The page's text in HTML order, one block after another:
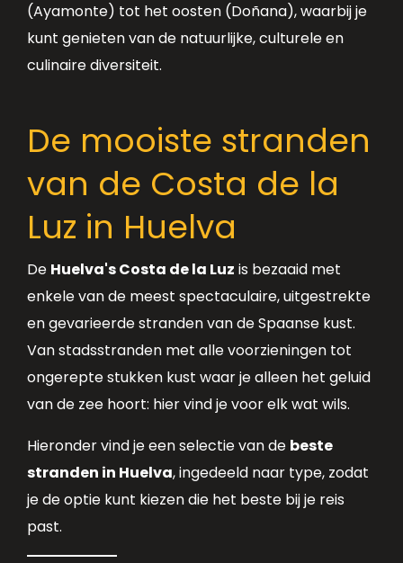
(Ayamonte) tot het oosten (Doñana), waarbij je
kunt genieten van de natuurlijke, culturele en
culinaire diversiteit.
De mooiste stranden
van de Costa de la
Luz in Huelva
De Huelva's Costa de la Luz is bezaaid met
enkele van de meest spectaculaire, uitgestrekte
en gevarieerde stranden van de Spaanse kust.
Van stadsstranden met alle voorzieningen tot
ongerepte stukken kust waar je alleen het geluid
van de zee hoort: hier vind je voor elk wat wils.
Hieronder vind je een selectie van de beste
stranden in Huelva, ingedeeld naar type, zodat
je de optie kunt kiezen die het beste bij je reis
past.